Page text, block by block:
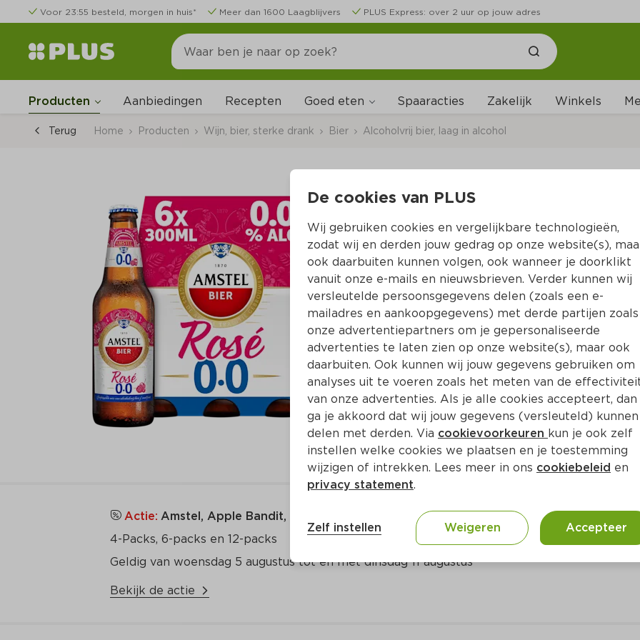
Voor 23:55 besteld, morgen in huis* Meer dan 1600 Laagblijvers PLUS Express: over 2 uur op jouw adres
Producten Aanbiedingen Recepten Goed eten Spaaracties Zakelijk Winkels
Terug Home Producten Wijn, bier, sterke drank Bier Alcoholvrij bier, laag in alcohol
Amstel Rosé 0.0
Per Set 1800 ml  (per liter €4.22)
Gratis bezorging bij 2 stuks
7.59
Toevoegen
Actie: Amstel, Apple Bandit, Desperados Heineken, Texels
4-Packs, 6-packs en 12-packs
Geldig van woensdag 5 augustus tot en met dinsdag 11 augustus
Bekijk de actie
De cookies van PLUS
Wij gebruiken cookies en vergelijkbare technologieën,
zodat wij en derden jouw gedrag op onze website(s),
ook daarbuiten kunnen volgen, ook wanneer je doorklikt
vanuit onze e-mails en nieuwsbrieven. Verder kunnen wij
versleutelde persoonsgegevens delen (zoals een e-
mailadres en aankoopgegevens) met derde partijen zoals
onze advertentiepartners om je gepersonaliseerde
advertenties te laten zien op onze website(s), maar ook
daarbuiten. Ook kunnen wij jouw gegevens gebruiken om
analyses uit te voeren zoals het meten van de
van onze advertenties. Als je alle cookies accepteert, dan
ga je akkoord dat wij jouw gegevens (versleuteld) kunnen
delen met derden. Via cookievoorkeuren kun je ook zelf
instellen welke cookies we plaatsen en je toestemming
wijzigen of intrekken. Lees meer in ons cookiebeleid en
privacy statement.
Zelf instellen Weigeren Accepteer